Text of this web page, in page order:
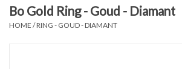
Ringen
Bo Gold Ring - Goud - Diamant
HOME /RING - GOUD - DIAMANT